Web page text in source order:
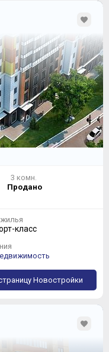
3 комн.
Продано
класс
Новостройки